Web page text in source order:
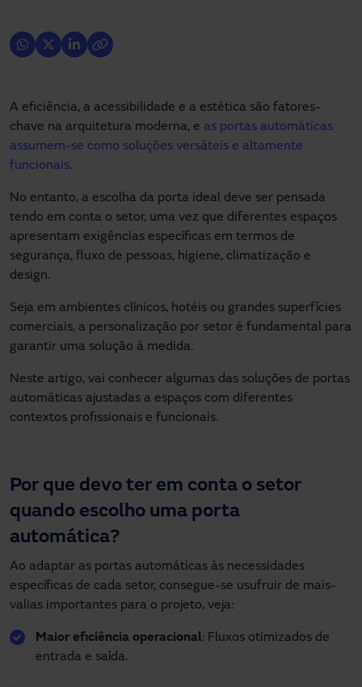
Hungary
Ireland
Iceland
Israel
Latvia
Sweden
Turkey
Ukraine
United Kingdom
Global
A eficiência, a acessibilidade e a estética são fatores-
chave na arquitetura moderna, e as portas automáticas
assumem-se como soluções versáteis e altamente
funcionais.
No entanto, a escolha da porta ideal deve ser pensada
tendo em conta o setor, uma vez que diferentes espaços
apresentam exigências específicas em termos de
segurança, fluxo de pessoas, higiene, climatização e
design.
Seja em ambientes clínicos, hotéis ou grandes superfícies
comerciais, a personalização por setor é fundamental para
garantir uma solução à medida.
Neste artigo, vai conhecer algumas das soluções de portas
automáticas ajustadas a espaços com diferentes
contextos profissionais e funcionais.
Por que devo ter em conta o setor
quando escolho uma porta
automática?
Ao adaptar as portas automáticas às necessidades
específicas de cada setor, consegue-se usufruir de mais-
valias importantes para o projeto, veja:
Maior eficiência operacional: Fluxos otimizados de
entrada e saída.